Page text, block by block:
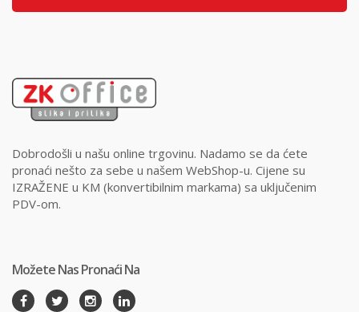
Dobrodošli u našu online trgovinu. Nadamo se da ćete
pronaći nešto za sebe u našem WebShop-u. Cijene su
IZRAŽENE u KM (konvertibilnim markama) sa uključenim
PDV-om.
Možete Nas Pronaći Na